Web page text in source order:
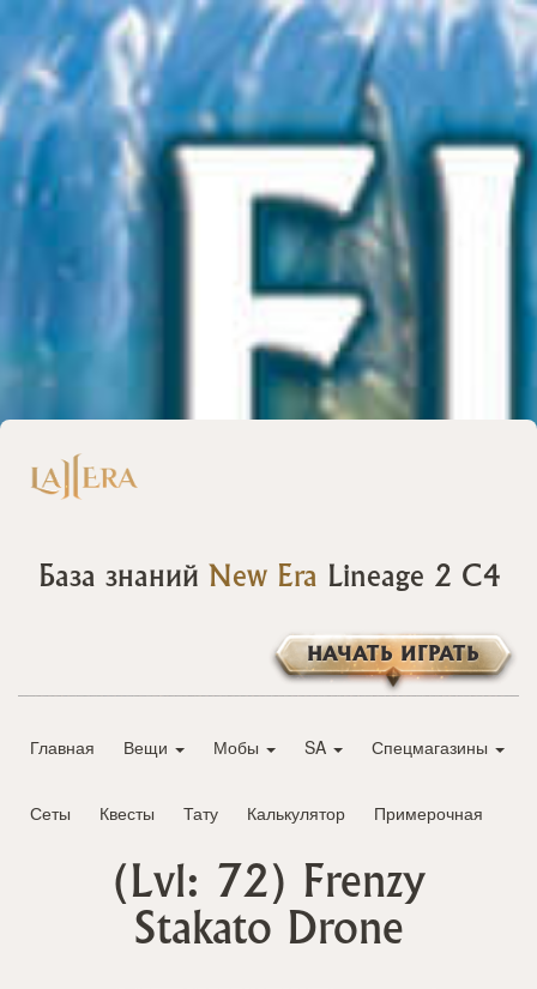
База знаний New Era Lineage 2 C4
НАЧАТЬ ИГРАТЬ
Главная Вещи Мобы SA Спецмагазины
Сеты Квесты Тату Калькулятор Примерочная
(Lvl: 72) Frenzy
Stakato Drone